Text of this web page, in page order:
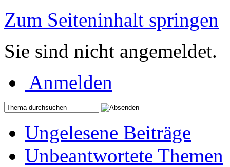
Zum Seiteninhalt springen
Sie sind nicht angemeldet.
Anmelden
Ungelesene Beiträge
Unbeantwortete Themen